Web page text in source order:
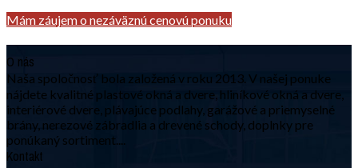
Mám záujem o nezáväznú cenovú ponuku
O nás
Naša spoločnosť bola založená v roku 2013. V našej ponuke
nájdete kvalitné plastové okná a dvere, hliníkové okná a dvere,
interiérové dvere, plávajúce podlahy, garážové a priemyselné
brány, nerezové zábradlia a drevené schody, doplnky pre
ponúkaný sortiment....
Kontakt